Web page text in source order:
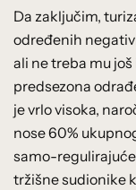
Da zaključim,
određenih
ali ne treba mu
predsezona
je vrlo visoka,
nose 60%
samo-
tržišne sudionike